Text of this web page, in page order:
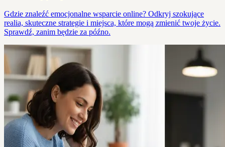
Gdzie znaleźć emocjonalne wsparcie online? Odkryj szokujące
realia, skuteczne strategie i miejsca, które mogą zmienić twoje życie.
Sprawdź, zanim będzie za późno.